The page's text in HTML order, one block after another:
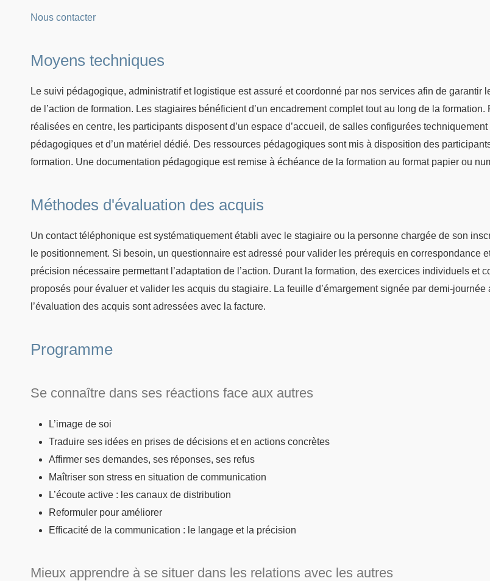
Nous contacter
Moyens techniques
Le suivi pédagogique, administratif et logistique est assuré et coordonné par nos services afin de garantir
de l’action de formation. Les stagiaires bénéficient d’un encadrement complet tout au long de la formation.
réalisées en centre, les participants disposent d’un espace d’accueil, de salles configurées
pédagogiques et d’un matériel dédié. Des ressources pédagogiques sont mis à disposition des
formation. Une documentation pédagogique est remise à échéance de la formation au format papier ou
Méthodes d'évaluation des acquis
Un contact téléphonique est systématiquement établi avec le stagiaire ou la personne chargée de son
le positionnement. Si besoin, un questionnaire est adressé pour valider les prérequis en correspondance
précision nécessaire permettant l’adaptation de l’action. Durant la formation, des exercices individuels et
proposés pour évaluer et valider les acquis du stagiaire. La feuille d’émargement signée par demi-journée
l’évaluation des acquis sont adressées avec la facture.
Programme
Se connaître dans ses réactions face aux autres
L’image de soi
Traduire ses idées en prises de décisions et en actions concrètes
Affirmer ses demandes, ses réponses, ses refus
Maîtriser son stress en situation de communication
L’écoute active : les canaux de distribution
Reformuler pour améliorer
Efficacité de la communication : le langage et la précision
Mieux apprendre à se situer dans les relations avec les autres